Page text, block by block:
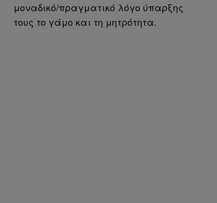
μοναδικό/πραγματικό λόγο ύπαρξης
τους το γάμο και τη μητρότητα.